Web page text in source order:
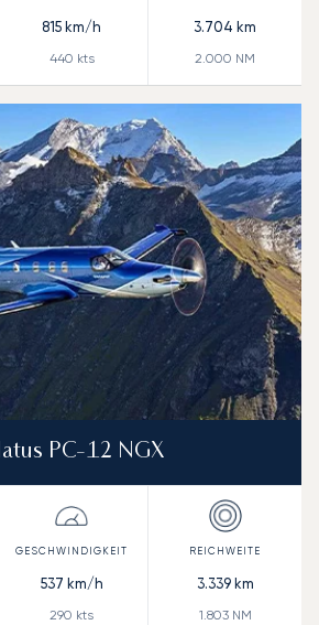
815 km/h
440 kts
3.704 km
2.000 NM
PC-12 NGX
537 km/h
290 kts
3.339km
1.803NM